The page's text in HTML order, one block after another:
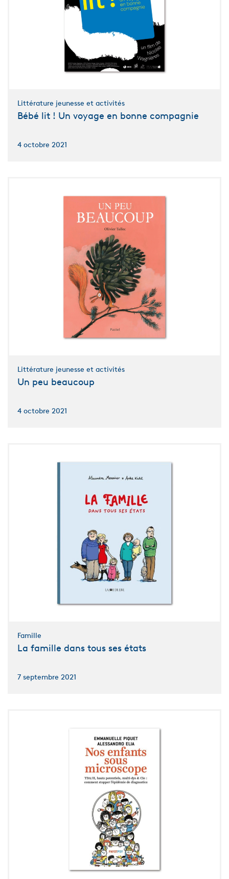
Littérature jeunesse et activités
Bébé lit ! Un voyage en bonne compagnie
4 octobre 2021
Littérature jeunesse et activités
Un peu beaucoup
4 octobre 2021
Famille
La famille dans tous ses états
7 septembre 2021